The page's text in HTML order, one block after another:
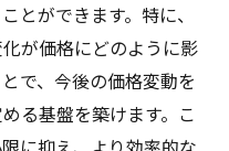
とができます。特に、
が価格にどのように影
で、今後の価格変動を
る基盤を築けます。こ